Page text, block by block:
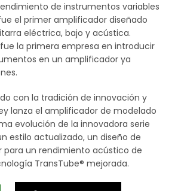
de instrumentos variables
el primer amplificador diseñado
eléctrica, bajo y acústica.
la primera empresa en introducir
en un amplificador ya
con la tradición de innovación y
lanza el amplificador de modelado
evolución de la innovadora serie
estilo actualizado, un diseño de
para un rendimiento acústico de
TransTube® mejorada.